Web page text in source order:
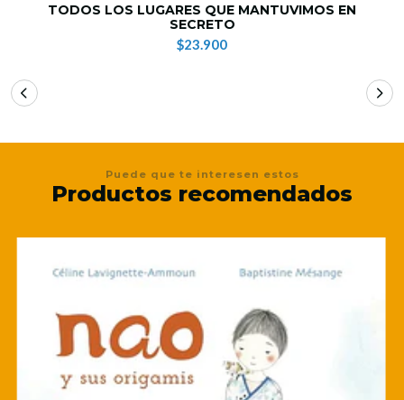
TODOS LOS LUGARES QUE MANTUVIMOS EN
SECRETO
$23.900
Puede que te interesen estos
Productos recomendados